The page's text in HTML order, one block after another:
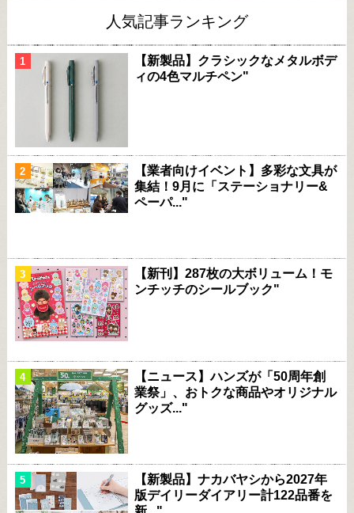
人気記事ランキング
【新製品】クラシックなメタルボデ
ィの4色マルチペン"
【業者向けイベント】多彩な文具が
集結！9月に「ステーショナリー&
ペーパ..."
【新刊】287枚の大ボリューム！モ
ンチッチのシールブック"
【ニュース】ハンズが「50周年創
業祭」、おトクな商品やオリジナル
グッズ..."
【新製品】ナカバヤシから2027年
版デイリーダイアリー計122品番を